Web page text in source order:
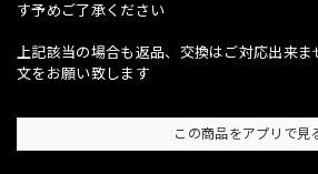
す予めご了承ください
上記該当の場合も返品、交換はご対応出来
文をお願い致します
この商品をアプリで見